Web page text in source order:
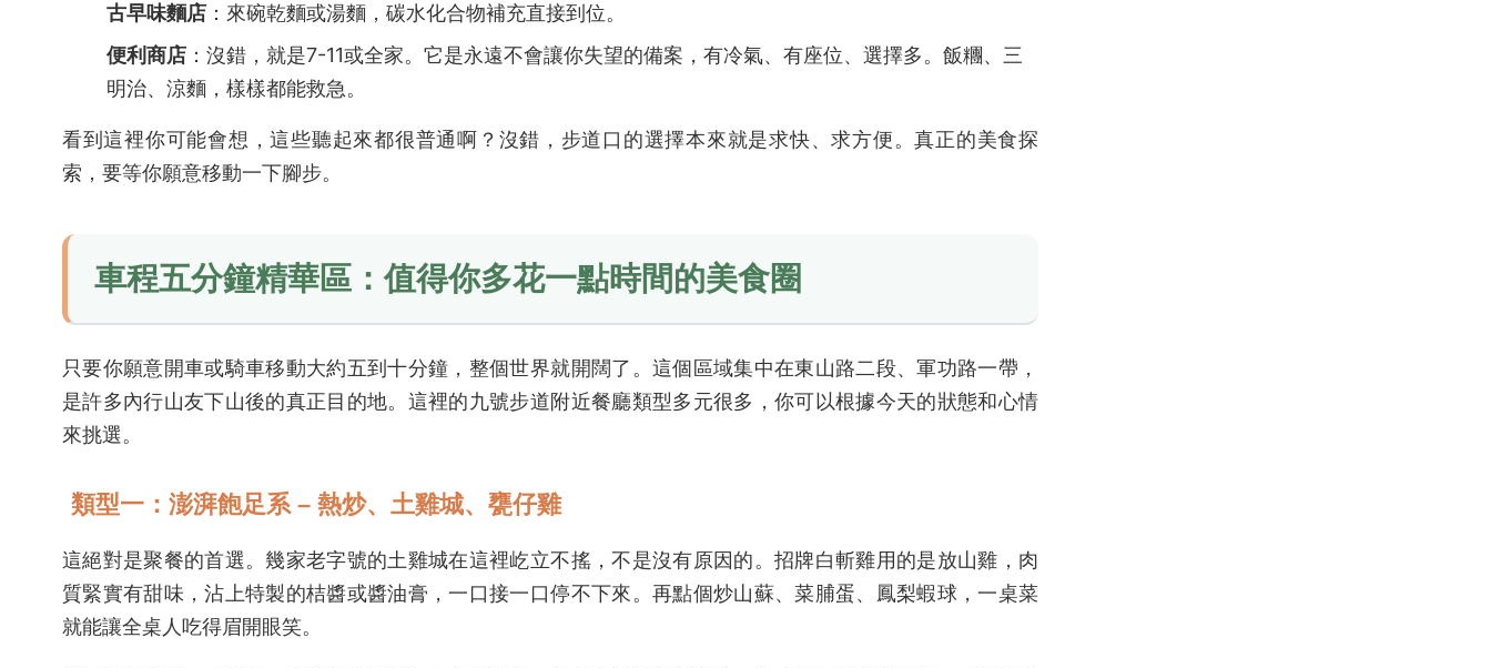
古早味麵店 ：來碗乾麵或湯麵，碳水化合物補充直接到位。
便利商店 ：沒錯，就是7-11或全家。它是永遠不會讓你失望的備案，有冷氣、有座位、選擇多。飯糰、三
明治、涼麵，樣樣都能救急。
看到這裡你可能會想，這些聽起來都很普通啊？沒錯，步道口的選擇本來就是求快、求方便。真正的美食探
索，要等你願意移動一下腳步。
車程五分鐘精華區：值得你多花一點時間的美食圈
只要你願意開車或騎車移動大約五到十分鐘，整個世界就開闊了。這個區域集中在東山路二段、軍功路一帶，
是許多內行山友下山後的真正目的地。這裡的九號步道附近餐廳類型多元很多，你可以根據今天的狀態和心情
來挑選。
類型一：澎湃飽足系 – 熱炒、土雞城、甕仔雞
這絕對是聚餐的首選。幾家老字號的土雞城在這裡屹立不搖，不是沒有原因的。招牌白斬雞用的是放山雞，肉
質緊實有甜味，沾上特製的桔醬或醬油膏，一口接一口停不下來。再點個炒山蘇、菜脯蛋、鳳梨蝦球，一桌菜
就能讓全桌人吃得眉開眼笑。